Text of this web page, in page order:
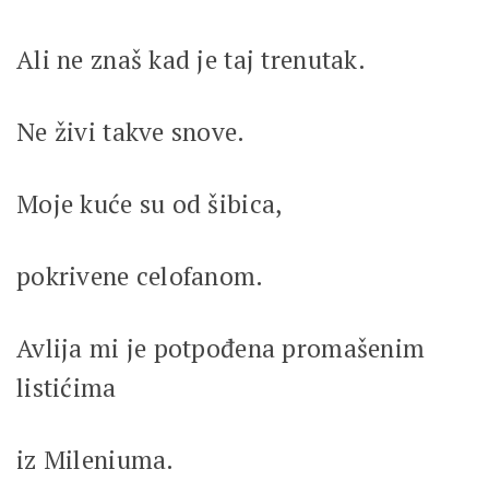
Ali ne znaš kad je taj trenutak.
Ne živi takve snove.
Moje kuće su od šibica,
pokrivene celofanom.
Avlija mi je potpođena promašenim
listićima
iz Mileniuma.